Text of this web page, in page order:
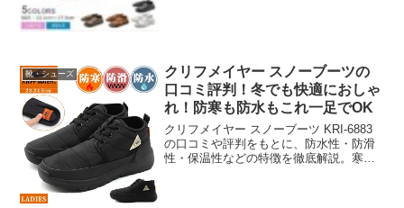
靴・シューズ
クリフメイヤー スノーブーツの
口コミ評判！冬でも快適におしゃ
れ！防寒も防水もこれ一足でOK
クリフメイヤー スノーブーツ KRI-6883
の口コミや評判をもとに、防水性・防滑
性・保温性などの特徴を徹底解説。寒い